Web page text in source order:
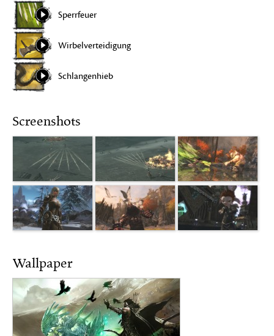
Sperrfeuer
Wirbelverteidigung
Schlangenhieb
Screenshots
Wallpaper